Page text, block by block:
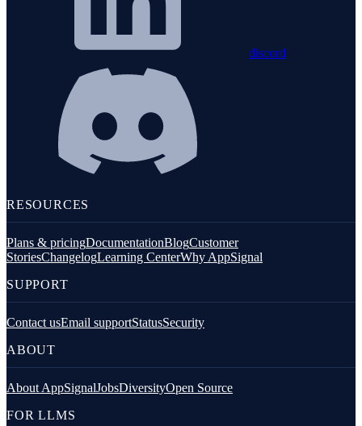
discord
RESOURCES
Plans & pricingDocumentationBlogCustomer
StoriesChangelogLearning CenterWhy AppSignal
SUPPORT
Contact usEmail supportStatusSecurity
ABOUT
About AppSignalJobsDiversityOpen Source
FOR LLMS